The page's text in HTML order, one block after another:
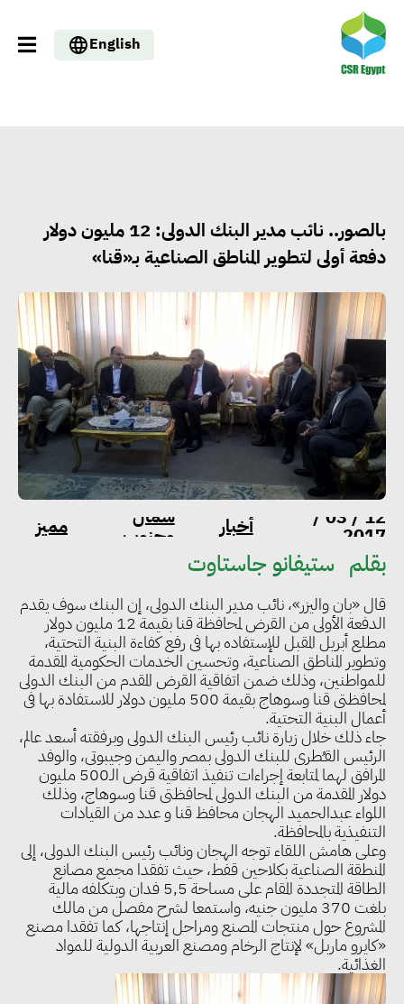
English
بالصور.. نائب مدير البنك الدولى: 12 مليون دولار
دفعة أولى لتطوير المناطق الصناعية بـ«قنا»
12 / 03 /
2017 أخبار شمال
وجنوب مميز
بقلم ستيفانو جاستاوت
قال «بان واليزر»، نائب مدير البنك الدولى، إن البنك سوف يقدم
الدفعة الأولى من القرض لمحافظة قنا بقيمة 12 مليون دولار
مطلع أبريل المقبل للإستفاده بها فى رفع كفاءة البنية التحتية،
وتطوير المناطق الصناعية، وتحسين الخدمات الحكومية المقدمة
للمواطنين، وذلك ضمن اتفاقية القرض المقدم من البنك الدولى
لمحافظتى قنا وسوهاج بقيمة 500 مليون دولار للاستفادة بها فى
أعمال البنية التحتية.
جاء ذلك خلال زيارة نائب رئيس البنك الدولى وبرفقته أسعد عالم،
الرئيس القـُطرى للبنك الدولى بمصر واليمن وجيبوتى، والوفد
المرافق لهما لمتابعة إجراءات تنفيذ اتفاقية قرض الـ500 مليون
دولار المقدمة من البنك الدولى لمحافظتى قنا وسوهاج، وذلك
اللواء عبدالحميد الهجان محافظ قنا و عدد من القيادات
التنفيذية بالمحافظة.
وعلى هامش اللقاء توجه الهجان ونائب رئيس البنك الدولى، إلى
المنطقة الصناعية بكلاحين قفط، حيث تفقدا مجمع مصانع
الطاقة المتجددة المقام على مساحة 5,5 فدان وبتكلفه مالية
بلغت 370 مليون جنيه، واستمعا لشرح مفصل من مالك
المشروع حول منتجات المصنع ومراحل إنتاجها، كما تفقدا مصنع
«كايرو ماربل» لإنتاج الرخام ومصنع العربية الدولية للمواد
الغذائية.